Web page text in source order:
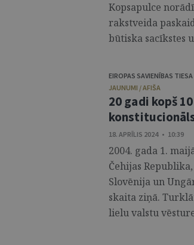
Kopsapulce
rakstveida
būtiska sacīkstes
EIROPAS SAVIENĪBAS TIESA
JAUNUMI / AFIŠA
20 gadi kopš
18. APRĪLIS 2024 • 10:39
2004. gada 1.
Čehijas
Slovēnija un
skaita ziņā.
lielu valstu